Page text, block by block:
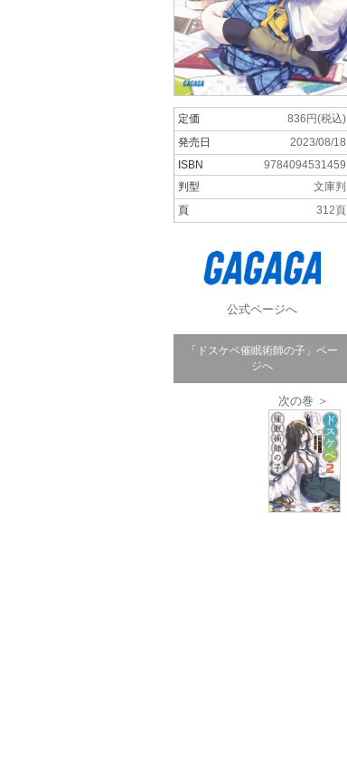
定価
836円(税込)
発売日
2023/08/18
ISBN
9784094531459
判型
文庫判
頁
312頁
公式ページへ
「ドスケベ催眠術師の子」ペー
ジへ
次の巻 ＞